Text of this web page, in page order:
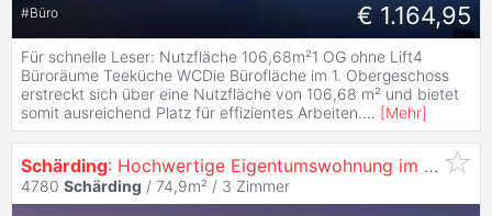
#Büro € 1.164,95
Für schnelle Leser: Nutzfläche 106,68m²1 OG ohne Lift4
Büroräume Teeküche WCDie Bürofläche im 1. Obergeschoss
erstreckt sich über eine Nutzfläche von 106,68 m² und bietet
somit ausreichend Platz für effizientes Arbeiten.... [Mehr]
Schärding: Hochwertige Eigentumswohnung im Erstbezug
4780 Schärding / 74,9m² / 3 Zimmer